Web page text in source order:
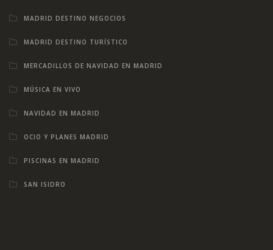
MADRID DESTINO NEGOCIOS
MADRID DESTINO TURÍSTICO
MERCADILLOS DE NAVIDAD EN MADRID
MÚSICA EN VIVO
NAVIDAD EN MADRID
OCIO Y PLANES MADRID
PISCINAS EN MADRID
SAN ISIDRO